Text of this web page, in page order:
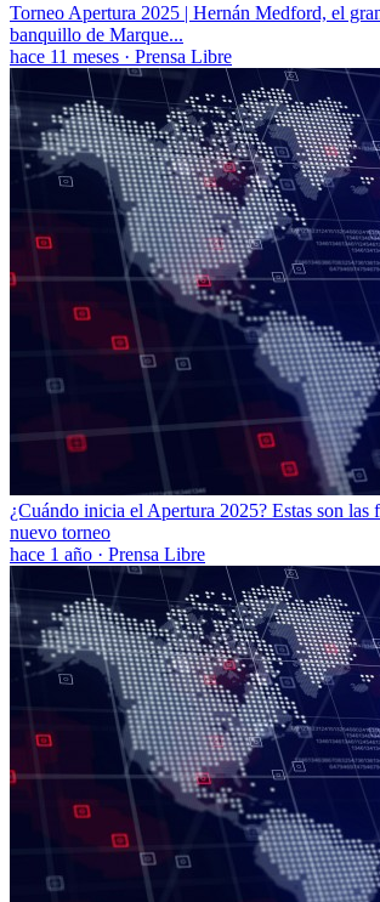
Torneo Apertura 2025 | Hernán Medford, el
banquillo de Marque...
hace 11 meses · Prensa Libre
¿Cuándo inicia el Apertura 2025? Estas son las
nuevo torneo
hace 1 año · Prensa Libre